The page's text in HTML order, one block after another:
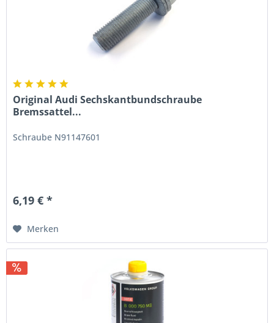
Original Audi Sechskantbundschraube
Bremssattel...
Schraube N91147601
6,19 € *
Merken